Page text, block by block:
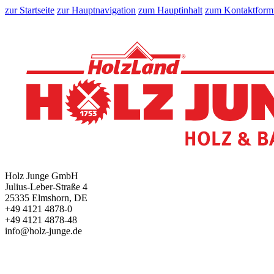
zur Startseite zur Hauptnavigation zum Hauptinhalt zum
Holz Junge GmbH
Julius-Leber-Straße 4
25335 Elmshorn, DE
+49 4121 4878-0
+49 4121 4878-48
info@holz-junge.de